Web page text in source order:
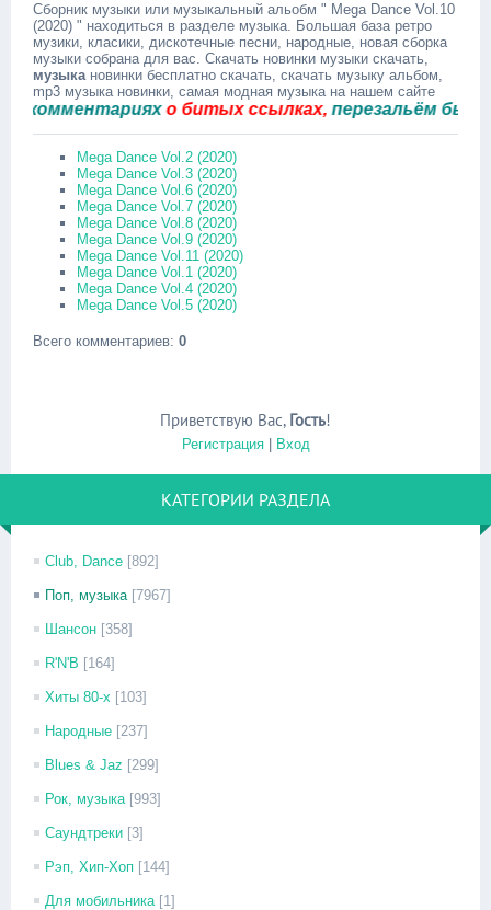
Сборник музыки или музыкальный альобм " Mega Dance Vol.10
(2020) " находиться в разделе музыка. Большая база ретро
музики, класики, дискотечные песни, народные, новая сборка
музыки собрана для вас. Скачать новинки музыки скачать,
музыкановинки бесплатно скачать, скачать музыку альбом,
mp3 музыка новинки, самая модная музыка на нашем сайте
о битых ссылках,перезальём быстро.
Mega Dance Vol.2 (2020)
Mega Dance Vol.3 (2020)
Mega Dance Vol.6 (2020)
Mega Dance Vol.7 (2020)
Mega Dance Vol.8 (2020)
Mega Dance Vol.9 (2020)
Mega Dance Vol.11 (2020)
Mega Dance Vol.1 (2020)
Mega Dance Vol.4 (2020)
Mega Dance Vol.5 (2020)
Всего комментариев: 0
Приветствую Вас, Гость!
Регистрация| Вход
КАТЕГОРИИ РАЗДЕЛА
Club, Dance [892]
Поп, музыка [7967]
Шансон [358]
R'N'B [164]
Хиты 80-х [103]
Народные [237]
Blues & Jaz [299]
Рок, музыка [993]
Саундтреки [3]
Рэп, Хип-Хоп [144]
Для мобильника [1]